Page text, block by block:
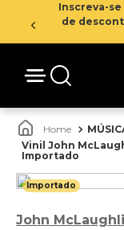
Inscreva-
de
Vinil John
Importado
Importado
John